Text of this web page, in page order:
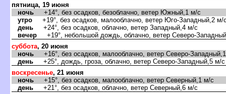
пятница, 19 июня
ночь +14°, без осадков, безоблачно, ветер Южный,1 м/с
утро +19°, без осадков, малооблачно, ветер Юго-Западный,2 м/
день +24°, без осадков, облачно, ветер Западный,4 м/с
ечер +19°, небольшой дождь, облачно, ветер Северо-
суббота, 20 июня
ночь +16°, без осадков, малооблачно, ветер Северо-
день +25°, дождь, гроза, облачно, ветер Северо-Западный,5 м/с
оскресенье, 21 июня
ночь +15°, без осадков, малооблачно, ветер Северный,1 м/с
день +21°, без осадков, облачно, ветер Северный,6 м/с